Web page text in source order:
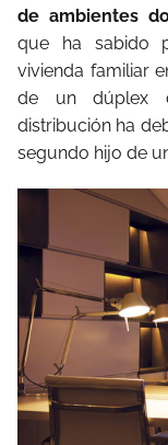
de ambientes
que ha sabido
vivienda familiar
de un dúplex
distribución ha
segundo hijo de